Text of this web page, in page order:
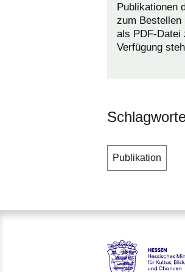
Publikationen
zum Bestellen
als PDF-Datei
Verfügung
Publikation